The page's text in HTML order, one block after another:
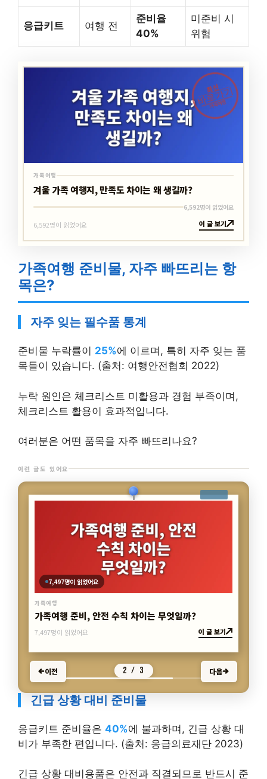
응급키트 여행 전
준비율
40%
미준비 시
위험
최신
바로가기
가족여행
가족여행
겨울 가족 여행지, 만족도 차이는 왜 생길까?
6,592명이 읽었어요
6,592명이 읽었어요 이 글 보기
가족여행 준비물, 자주 빠뜨리는 항
목은?
자주 잊는 필수품 통계
준비물 누락률이 25%에 이르며, 특히 자주 잊는 품
목들이 있습니다. (출처: 여행안전협회 2022)
누락 원인은 체크리스트 미활용과 경험 부족이며,
체크리스트 활용이 효과적입니다.
여러분은 어떤 품목을 자주 빠뜨리나요?
이런 글도 있어요
이전 3 / 3 다음
긴급 상황 대비 준비물
응급키트 준비율은 40%에 불과하며, 긴급 상황 대
비가 부족한 편입니다. (출처: 응급의료재단 2023)
긴급 상황 대비용품은 안전과 직결되므로 반드시 준